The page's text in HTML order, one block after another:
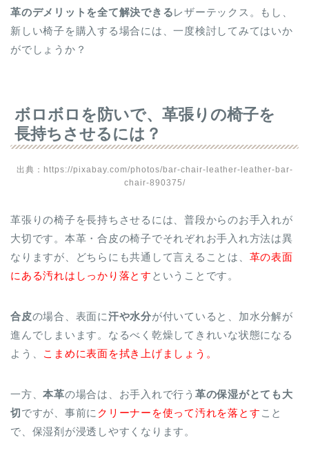
革のデメリットを全て解決できるレザーテックス。もし、
新しい椅子を購入する場合には、一度検討してみてはいか
がでしょうか？
ボロボロを防いで、革張りの椅子を
長持ちさせるには？
出典：https://pixabay.com/photos/bar-chair-leather-leather-bar-
chair-890375/
革張りの椅子を長持ちさせるには、普段からのお手入れが
大切です。本革・合皮の椅子でそれぞれお手入れ方法は異
なりますが、どちらにも共通して言えることは、 革の表面
にある汚れはしっかり落とす ということです。
合皮の場合、表面に汗や水分が付いていると、加水分解が
進んでしまいます。なるべく乾燥してきれいな状態になる
よう、
こまめに表面を拭き上げましょう。
一方、本革の場合は、お手入れで行う 革の保湿がとても大
切ですが、事前に クリーナーを使って汚れを落とす こと
で、保湿剤が浸透しやすくなります。